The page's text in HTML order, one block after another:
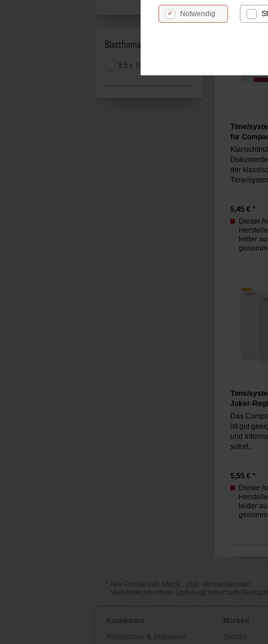
Notwendig
Blattformat:
8,5 x 16,9 cm
Time/
für
der
Time/
5,45 € *
Dieser
leider
Time/
Joker-
Das
ist gut
und
sofort...
5,55 € *
Dieser
leider
* Alle Preise inkl. MwSt., zzgl. Versandkosten.
Versandkostenfreie Lieferung innerhalb
Kategorien
Ringbücher & Zeitplaner
Marken
Succes